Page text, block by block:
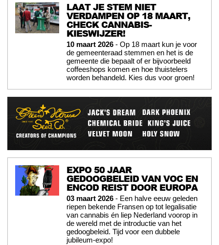
LAAT JE STEM NIET
VERDAMPEN OP 18 MAART,
CHECK CANNABIS-
KIESWIJZER!
10 maart 2026 - Op 18 maart kun je voor
de gemeenteraad stemmen en het is de
gemeente die bepaalt of er bijvoorbeeld
coffeeshops komen en hoe thuistelers
worden behandeld. Kies dus voor groen!
EXPO 50 JAAR
GEDOOGBELEID VAN VOC EN
ENCOD REIST DOOR EUROPA
03 maart 2026 - Een halve eeuw geleden
riepen bekende Fransen op tot legalisatie
van cannabis én liep Nederland voorop in
de wereld met de introductie van het
gedoogbeleid. Tijd voor een dubbele
jubileum-expo!